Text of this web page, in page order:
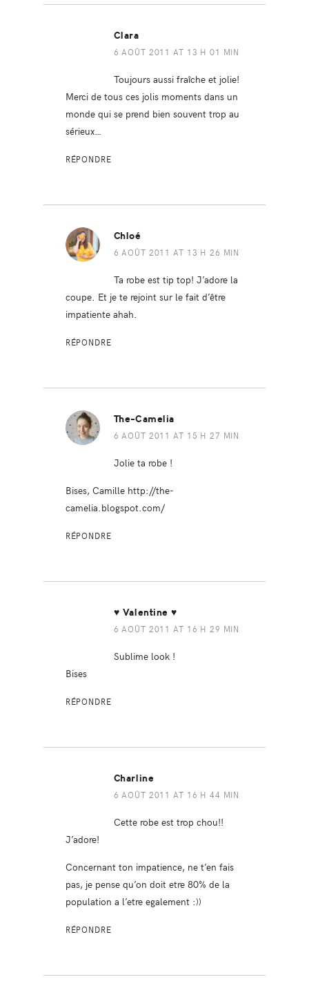
Clara
6 AOÛT 2011 AT 13 H 01 MIN
Toujours aussi fraîche et jolie!
Merci de tous ces jolis moments dans un
monde qui se prend bien souvent trop au
sérieux…
RÉPONDRE
Chloé
6 AOÛT 2011 AT 13 H 26 MIN
Ta robe est tip top! J’adore la
coupe. Et je te rejoint sur le fait d’être
impatiente ahah.
RÉPONDRE
The-Camelia
6 AOÛT 2011 AT 15 H 27 MIN
Jolie ta robe !
Bises, Camille http://the-
camelia.blogspot.com/
RÉPONDRE
♥ Valentine ♥
6 AOÛT 2011 AT 16 H 29 MIN
Sublime look !
Bises
RÉPONDRE
Charline
6 AOÛT 2011 AT 16 H 44 MIN
Cette robe est trop chou!!
J’adore!
Concernant ton impatience, ne t’en fais
pas, je pense qu’on doit etre 80% de la
population a l’etre egalement :))
RÉPONDRE